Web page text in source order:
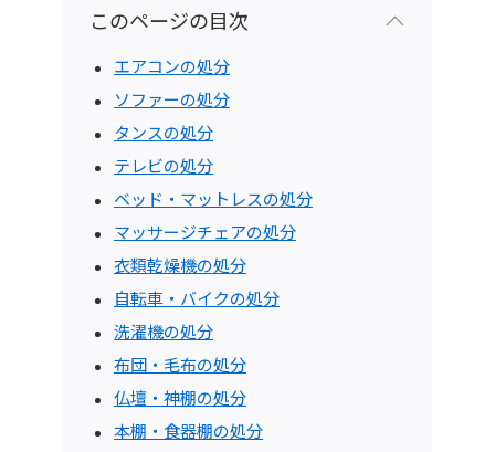
このページの目次
エアコンの処分
ソファーの処分
タンスの処分
テレビの処分
ベッド・マットレスの処分
マッサージチェアの処分
衣類乾燥機の処分
自転車・バイクの処分
洗濯機の処分
布団・毛布の処分
仏壇・神棚の処分
本棚・食器棚の処分